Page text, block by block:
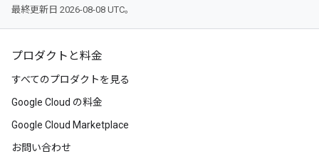
最終更新日 2026-08-08 UTC。
プロダクトと料金
すべてのプロダクトを見る
Google Cloud の料金
Google Cloud Marketplace
お問い合わせ